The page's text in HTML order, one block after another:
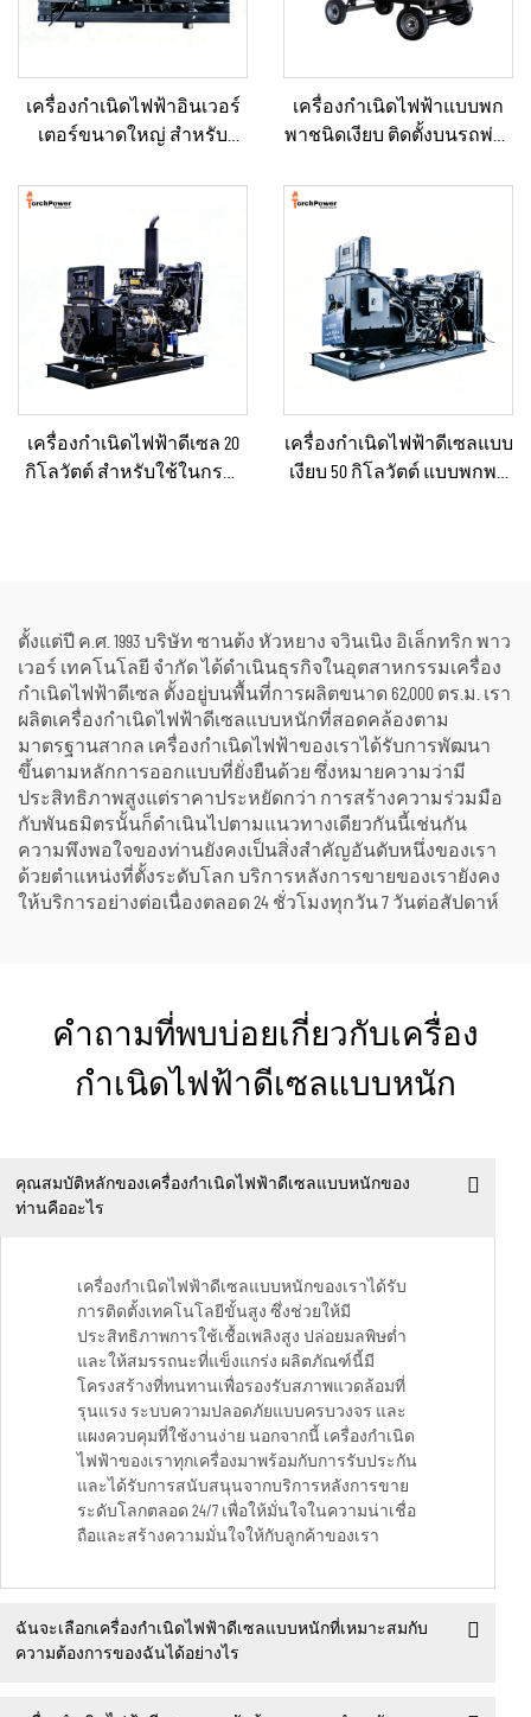
เครื่องกำเนิดไฟฟ้าอินเวอร์
เตอร์ขนาดใหญ่ สำหรับ
กำเนิดไฟฟ้าดีเซลสำรอง
สำหรับขาย
เครื่องกำเนิดไฟฟ้าแบบพก
พาชนิดเงียบ ติดตั้งบนรถพ่วง
เครื่องกำเนิดไฟฟ้าดีเซล 20
กิโลวัตต์ สำหรับใช้ในกรณี
เครื่องกำเนิดไฟฟ้าดีเซลแบบ
เงียบ 50 กิโลวัตต์ แบบพกพา
ตั้งแต่ปี ค.ศ. 1993 บริษัท ซานต้ง หัวหยาง จวินเนิง อิเล็กทริก พาว
เวอร์ เทคโนโลยี จำกัด ได้ดำเนินธุรกิจในอุตสาหกรรมเครื่อง
กำเนิดไฟฟ้าดีเซล ตั้งอยู่บนพื้นที่การผลิตขนาด 62,000 ตร.ม. เรา
ผลิตเครื่องกำเนิดไฟฟ้าดีเซลแบบหนักที่สอดคล้องตาม
มาตรฐานสากล เครื่องกำเนิดไฟฟ้าของเราได้รับการพัฒนา
ขึ้นตามหลักการออกแบบที่ยั่งยืนด้วย ซึ่งหมายความว่ามี
ประสิทธิภาพสูงแต่ราคาประหยัดกว่า การสร้างความร่วมมือ
กับพันธมิตรนั้นก็ดำเนินไปตามแนวทางเดียวกันนี้เช่นกัน
ความพึงพอใจของท่านยังคงเป็นสิ่งสำคัญอันดับหนึ่งของเรา
ด้วยตำแหน่งที่ตั้งระดับโลก บริการหลังการขายของเรายังคง
ให้บริการอย่างต่อเนื่องตลอด 24 ชั่วโมงทุกวัน 7 วันต่อสัปดาห์
คำถามที่พบบ่อยเกี่ยวกับเครื่อง
กำเนิดไฟฟ้าดีเซลแบบหนัก
คุณสมบัติหลักของเครื่องกำเนิดไฟฟ้าดีเซลแบบหนักของ
ท่านคืออะไร
เครื่องกำเนิดไฟฟ้าดีเซลแบบหนักของเราได้รับ
การติดตั้งเทคโนโลยีขั้นสูง ซึ่งช่วยให้มี
ประสิทธิภาพการใช้เชื้อเพลิงสูง ปล่อยมลพิษต่ำ
และให้สมรรถนะที่แข็งแกร่ง ผลิตภัณฑ์นี้มี
โครงสร้างที่ทนทานเพื่อรองรับสภาพแวดล้อมที่
รุนแรง ระบบความปลอดภัยแบบครบวงจร และ
แผงควบคุมที่ใช้งานง่าย นอกจากนี้ เครื่องกำเนิด
ไฟฟ้าของเราทุกเครื่องมาพร้อมกับการรับประกัน
และได้รับการสนับสนุนจากบริการหลังการขาย
ระดับโลกตลอด 24/7 เพื่อให้มั่นใจในความน่าเชื่อ
ถือและสร้างความมั่นใจให้กับลูกค้าของเรา
ฉันจะเลือกเครื่องกำเนิดไฟฟ้าดีเซลแบบหนักที่เหมาะสมกับ
ความต้องการของฉันได้อย่างไร